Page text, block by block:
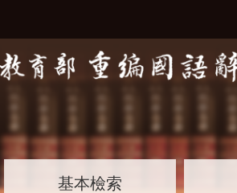
基本檢索